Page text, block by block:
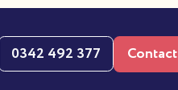
0342 492 377 Contact